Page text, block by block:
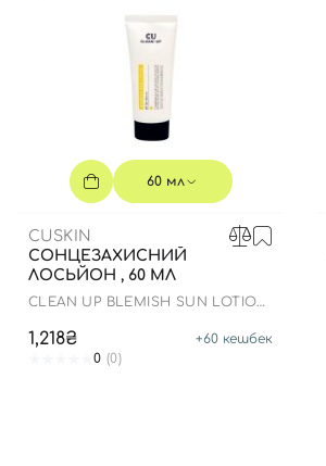
60 мл
CUSKIN
СОНЦЕЗАХИСНИЙ
ЛОСЬЙОН , 60 МЛ
CLEAN UP BLEMISH SUN LOTION
1,218₴ +60 кешбек
0 (0)